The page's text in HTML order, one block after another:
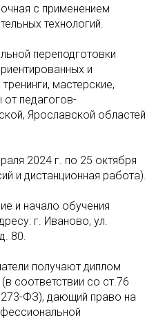
с применением
технологий.
переподготовки
и
мастерские,
педагогов-
Ярославской областей
2024 г. по 25 октября
и дистанционная работа).
и начало обучения
г. Иваново, ул.
80.
получают диплом
соответствии со ст.76
ФЗ), дающий право на